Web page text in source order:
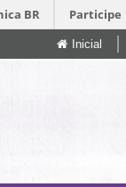
BR Participe
Inicial